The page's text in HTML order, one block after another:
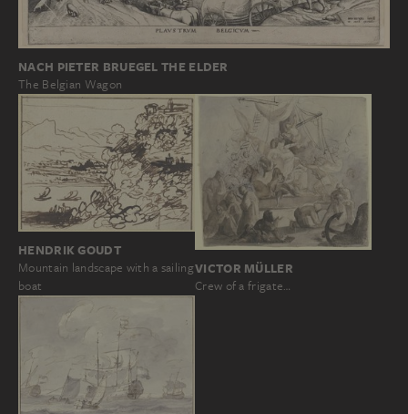
NACH PIETER BRUEGEL THE ELDER
The Belgian Wagon
HENDRIK GOUDT
Mountain landscape with a sailing
boat
VICTOR MÜLLER
Crew of a frigate…